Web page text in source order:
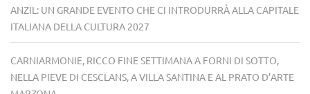
ANZIL: UN GRANDE EVENTO CHE CI INTRODURRÀ ALLA CAPITALE
ITALIANA DELLA CULTURA 2027
CARNIARMONIE, RICCO FINE SETTIMANA A FORNI DI SOTTO,
NELLA PIEVE DI CESCLANS, A VILLA SANTINA E AL PRATO D’ARTE